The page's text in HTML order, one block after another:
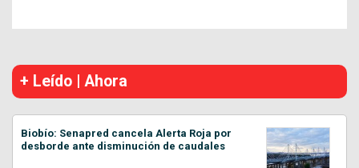
+ Leído | Ahora
Biobío: Senapred cancela Alerta Roja por
desborde ante disminución de caudales